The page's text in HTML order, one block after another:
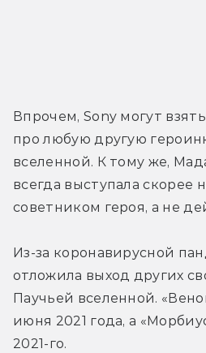
Впрочем, Sony могут
про любую другую
вселенной. К тому же,
всегда выступала скорее
советником героя, а не
Из-за коронавирусной
отложила выход других
Паучьей вселенной.
июня 2021 года, а
2021-го.